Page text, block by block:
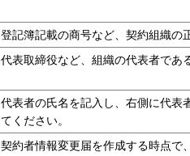
登記簿記載の商号など、契約組織の
代表取締役など、組織の代表者であ
代表者の氏名を記入し、右側に代表
てください。
契約者情報変更届を作成する時点で